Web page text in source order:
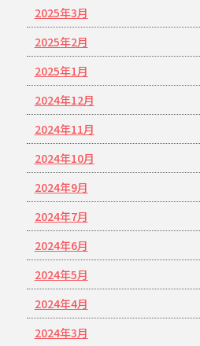
2025年3月
2025年2月
2025年1月
2024年12月
2024年11月
2024年10月
2024年9月
2024年7月
2024年6月
2024年5月
2024年4月
2024年3月